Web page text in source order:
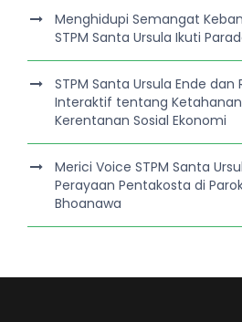
Menghidupi Semangat
STPM Santa Ursula Ikuti
STPM Santa Ursula Ende dan
Interaktif tentang
Kerentanan Sosial Ekonomi
Merici Voice STPM Santa
Perayaan Pentakosta di
Bhoanawa